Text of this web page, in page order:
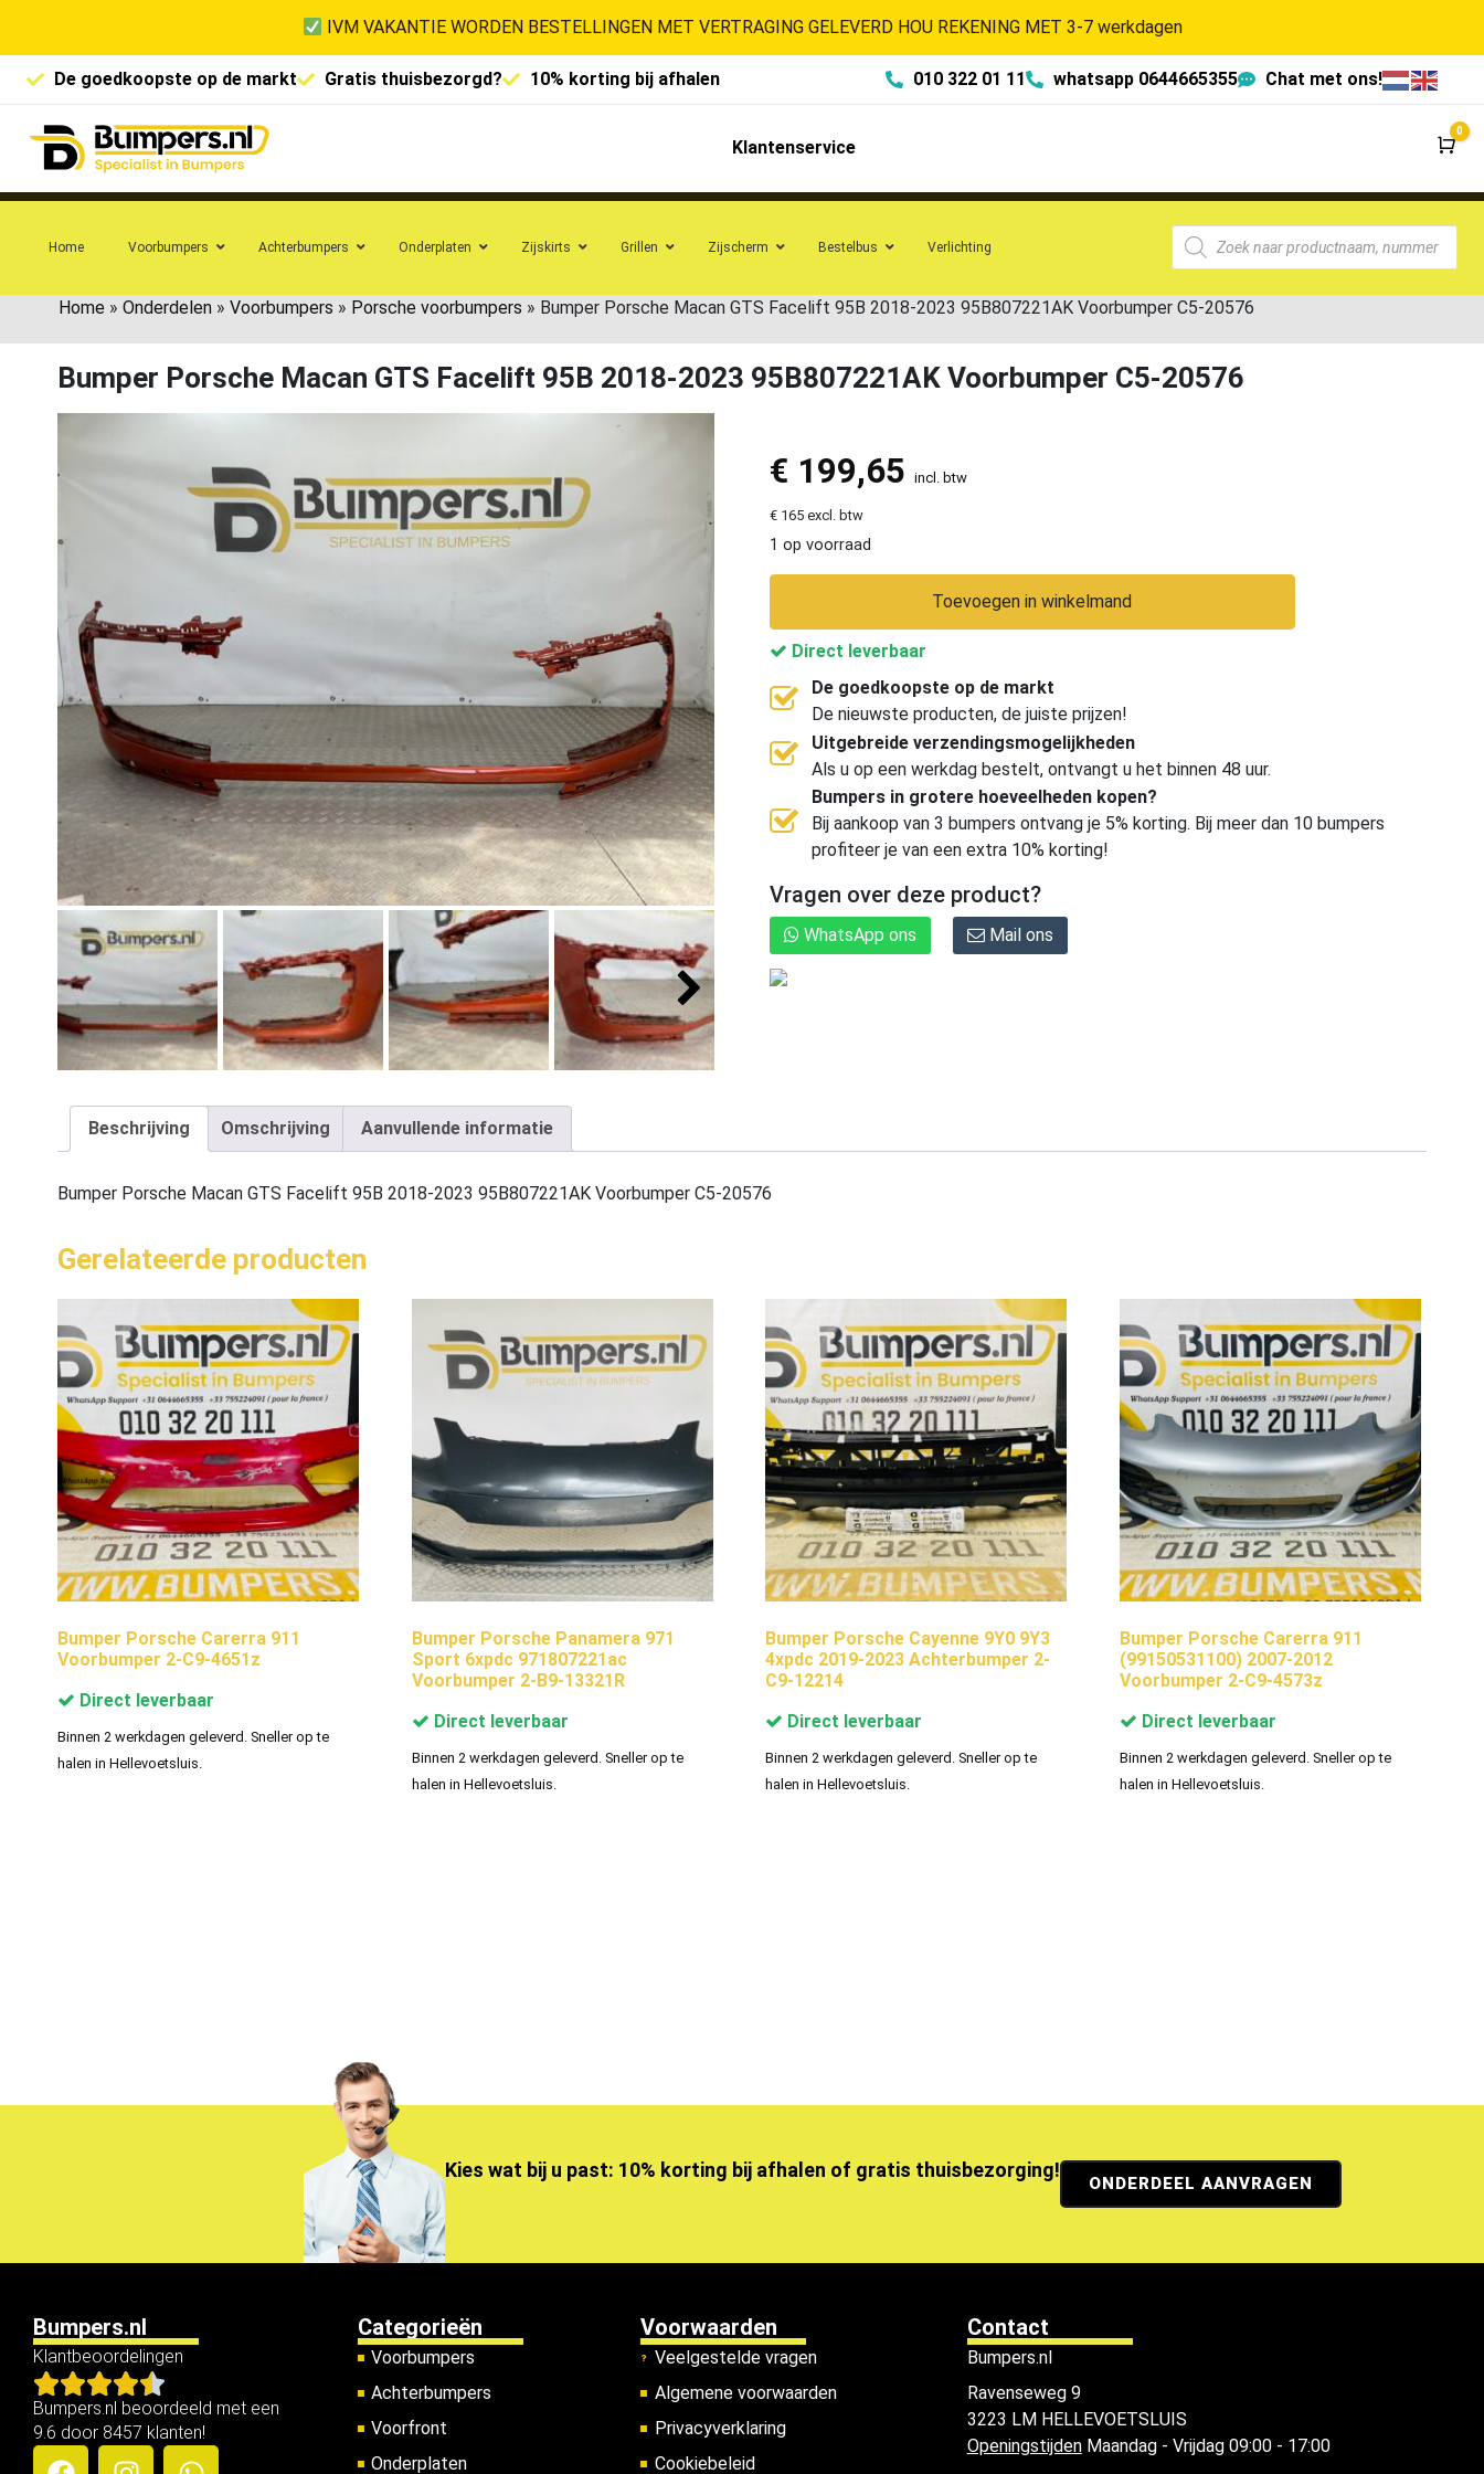
IVM VAKANTIE WORDEN BESTELLINGEN MET VERTRAGING GELEVERD HOU REKENING MET 3-7 werkdagen
De goedkoopste op de markt Gratis thuisbezorgd? 10% korting bij afhalen 010 322 01 11 whatsapp 0644665355 Chat met ons!
Klantenservice
0
Home Voorbumpers Achterbumpers Onderplaten Zijskirts Grillen Zijscherm Bestelbus Verlichting
Home » Onderdelen » Voorbumpers » Porsche voorbumpers » Bumper Porsche Macan GTS Facelift 95B 2018-2023 95B807221AK Voorbumper C5-20576
Bumper Porsche Macan GTS Facelift 95B 2018-2023 95B807221AK Voorbumper C5-20576
€ 199,65 incl. btw
€ 165 excl. btw
1 op voorraad
Toevoegen in winkelmand
Direct leverbaar
De goedkoopste op de markt
De nieuwste producten, de juiste prijzen!
Uitgebreide verzendingsmogelijkheden
Als u op een werkdag bestelt, ontvangt u het binnen 48 uur.
Bumpers in grotere hoeveelheden kopen?
Bij aankoop van 3 bumpers ontvang je 5% korting. Bij meer dan 10 bumpers
profiteer je van een extra 10% korting!
Vragen over deze product?
WhatsApp ons Mail ons
Beschrijving Omschrijving Aanvullende informatie
Bumper Porsche Macan GTS Facelift 95B 2018-2023 95B807221AK Voorbumper C5-20576
Gerelateerde producten
Bumper Porsche Carerra 911
Voorbumper 2-C9-4651z
Direct leverbaar
Binnen 2 werkdagen geleverd. Sneller op te
halen in Hellevoetsluis.
Bumper Porsche Panamera 971
Sport 6xpdc 971807221ac
Voorbumper 2-B9-13321R
Direct leverbaar
Binnen 2 werkdagen geleverd. Sneller op te
halen in Hellevoetsluis.
Bumper Porsche Cayenne 9Y0 9Y3
4xpdc 2019-2023 Achterbumper 2-
C9-12214
Direct leverbaar
Binnen 2 werkdagen geleverd. Sneller op te
halen in Hellevoetsluis.
Bumper Porsche Carerra 911
(99150531100) 2007-2012
Voorbumper 2-C9-4573z
Direct leverbaar
Binnen 2 werkdagen geleverd. Sneller op te
halen in Hellevoetsluis.
Kies wat bij u past: 10% korting bij afhalen of gratis thuisbezorging!
ONDERDEEL AANVRAGEN
Bumpers.nl
Klantbeoordelingen
Bumpers.nl beoordeeld met een
9.6 door 8457 klanten!
Categorieën
Voorbumpers
Achterbumpers
Voorfront
Onderplaten
Voorwaarden
Veelgestelde vragen
Algemene voorwaarden
Privacyverklaring
Cookiebeleid
Contact
Bumpers.nl
Ravenseweg 9
3223 LM HELLEVOETSLUIS
OpeningstijdenMaandag - Vrijdag 09:00 - 17:00